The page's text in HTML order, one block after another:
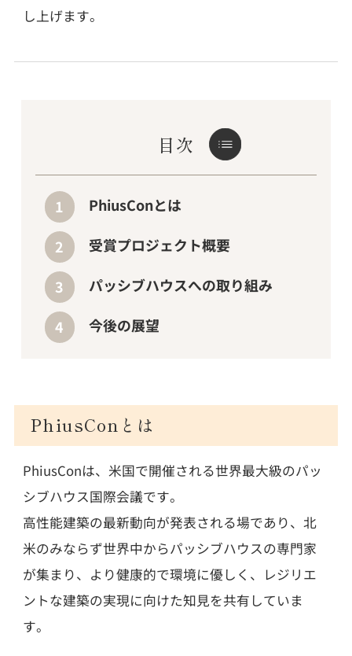
し上げます。
目次
PhiusConとは
受賞プロジェクト概要
パッシブハウスへの取り組み
今後の展望
PhiusConとは
PhiusConは、米国で開催される世界最大級のパッ
シブハウス国際会議です。
高性能建築の最新動向が発表される場であり、北
米のみならず世界中からパッシブハウスの専門家
が集まり、より健康的で環境に優しく、レジリエ
ントな建築の実現に向けた知見を共有していま
す。